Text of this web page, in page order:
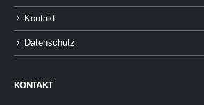
Kontakt
Datenschutz
KONTAKT